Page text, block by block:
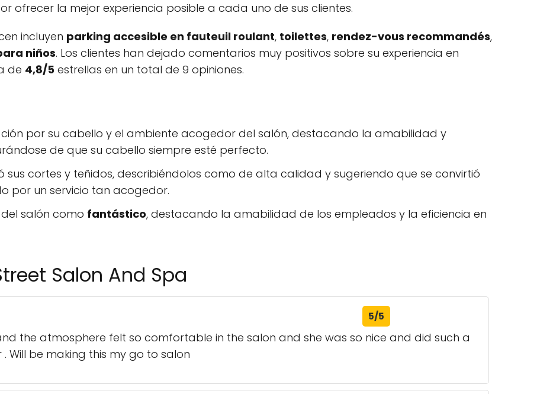
ofrecer la mejor experiencia posible a cada uno de sus clientes.
incluyen parking accesible en fauteuil roulant, toilettes, rendez-vous recommandés,
niños. Los clientes han dejado comentarios muy positivos sobre su experiencia en
de 4,8/5 estrellas en un total de 9 opiniones.
por su cabello y el ambiente acogedor del salón, destacando la amabilidad y
de que su cabello siempre esté perfecto.
sus cortes y teñidos, describiéndolos como de alta calidad y sugeriendo que se convirtió
por un servicio tan acogedor.
salón como fantástico, destacando la amabilidad de los empleados y la eficiencia en
Salon And Spa
5/5
the atmosphere felt so comfortable in the salon and she was so nice and did such a
Will be making this my go to salon